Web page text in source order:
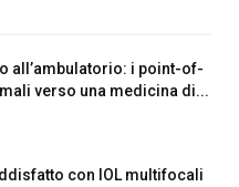
all’ambulatorio: i point-of-
verso una medicina di...
con IOL multifocali